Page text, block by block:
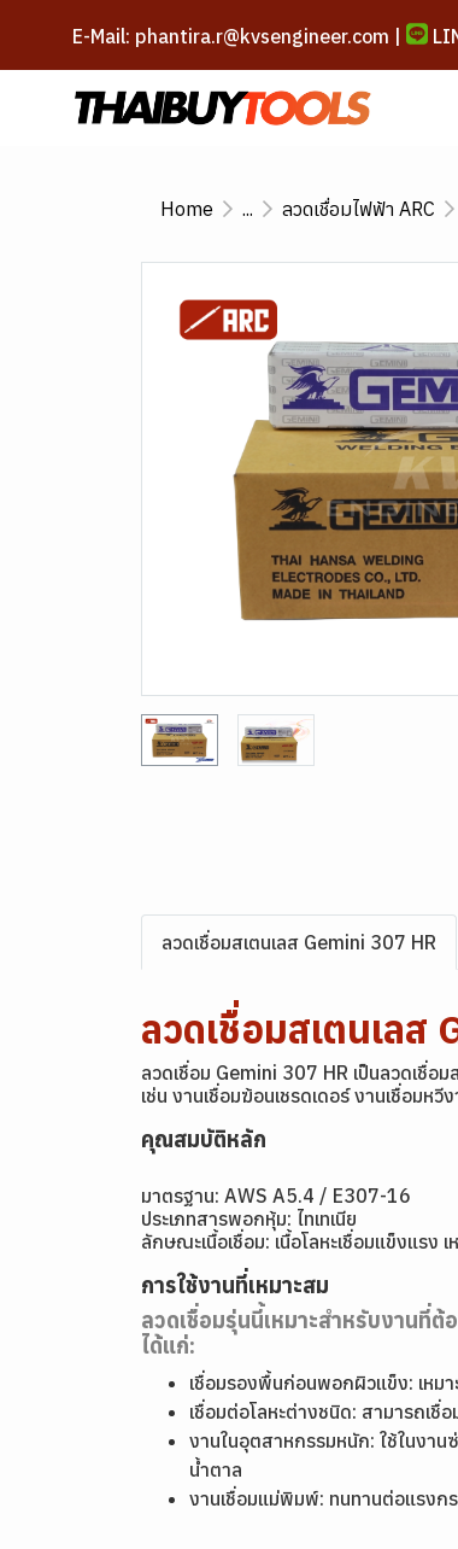
E-Mail: phantira.r@kvsengineer.com |
Home ... ลวดเชื่อมไฟฟ้า ARC
ลวดเชื่อมสเตนเลส Gemini 307 HR
ลวดเชื่อมสเตนเล
ลวดเชื่อม Gemini 307 HR เป็นลวดเชื่อ
เช่น งานเชื่อมฆ้อนเชรดเดอร์ งานเชื่อมห
คุณสมบัติหลัก
มาตรฐาน: AWS A5.4 / E307-16
ประเภทสารพอกหุ้ม: ไทเทเนีย
ลักษณะเนื้อเชื่อม: เนื้อโลหะเชื่อมแข็งแรง
การใช้งานที่เหมาะสม
ลวดเชื่อมรุ่นนี้เหมาะสำหรับงานที่
ได้แก่:
เชื่อมรองพื้นก่อนพอกผิวแข็ง: เหม
เชื่อมต่อโลหะต่างชนิด: สามารถเ
งานในอุตสาหกรรมหนัก: ใช้ในงาน
น้ำตาล
งานเชื่อมแม่พิมพ์: ทนทานต่อแรงก